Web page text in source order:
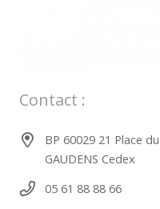
Contact :
BP 60029 21 Place
GAUDENS Cedex
05 61 88 88 66